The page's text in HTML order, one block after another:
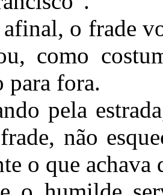
o frade
como
para fora.
pela
não
o que